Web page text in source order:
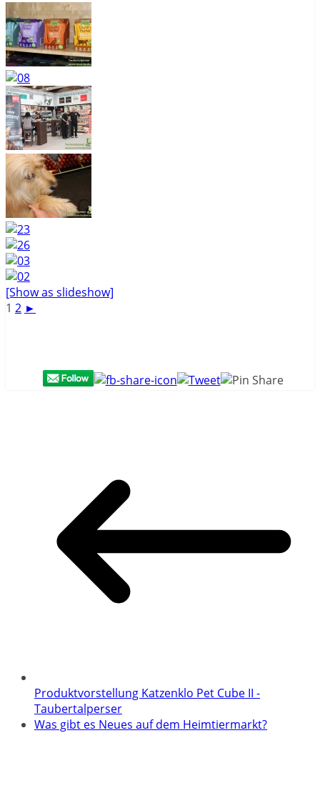
[Show as slideshow]
1 2 ►
Produktvorstellung Katzenklo Pet Cube II -
Taubertalperser
Was gibt es Neues auf dem Heimtiermarkt?